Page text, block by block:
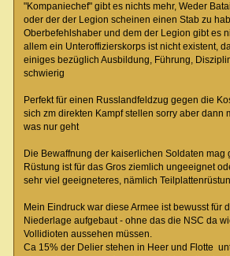
"Kompaniechef" gibt es nichts mehr, Weder
oder der der Legion scheinen einen Stab zu
Oberbefehlshaber und dem der Legion gibt es
allem ein Unteroffizierskorps ist nicht existent,
einiges bezüglich Ausbildung, Führung,
schwierig
Perfekt für einen Russlandfeldzug gegen die
sich zm direkten Kampf stellen sorry aber dann
was nur geht
Die Bewaffnung der kaiserlichen Soldaten mag
Rüstung ist für das Gros ziemlich ungeeignet
sehr viel geeigneteres, nämlich
Mein Eindruck war diese Armee ist bewusst für
Niederlage aufgebaut - ohne das die NSC da
Vollidioten aussehen müssen.
Ca 15% der Delier stehen in Heer und Flotte